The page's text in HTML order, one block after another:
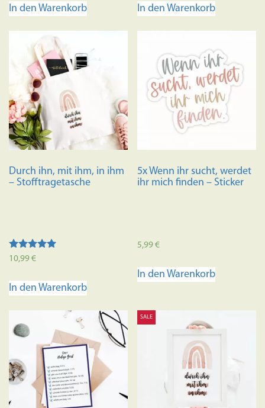
In den Warenkorb In den Warenkorb
Durch ihn, mit ihm, in ihm
– Stofftragetasche
Bewertet mit
10,99€
In den Warenkorb
5x Wenn ihr sucht, werdet
ihr mich finden – Sticker
5,99€
In den Warenkorb
SALE